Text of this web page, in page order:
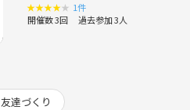
★★★★★ 1件
開催数 3回 過去参加 3人
友達づくり